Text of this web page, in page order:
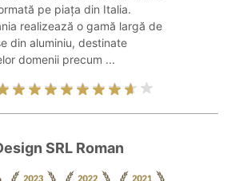
pe piața din Italia.
realizează o gamă largă de
din aluminiu, destinate
domenii precum ...
SRL Roman